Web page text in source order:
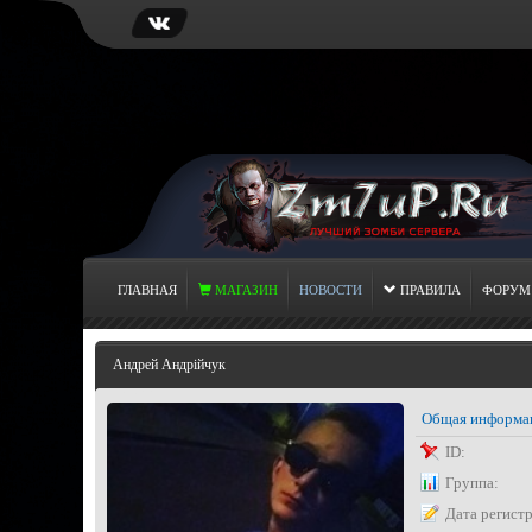
ГЛАВНАЯ МАГАЗИН НОВОСТИ ПРАВИЛА ФОРУМ
Андрей Андрійчук
Общая
ID:
Группа:
Дата